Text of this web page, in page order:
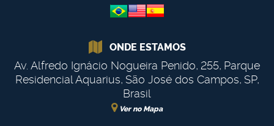
ONDE ESTAMOS
Av. Alfredo Ignácio Nogueira Penido, 255, Parque
Residencial Aquarius, São José dos Campos, SP,
Brasil
Ver no Mapa